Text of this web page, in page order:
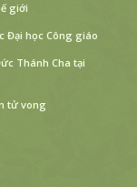
giới
Đại học Công giáo
Thánh Cha tại
tử vong